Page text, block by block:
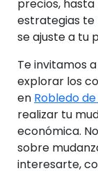
precios,
estrategias te
se ajuste a tu
Te invitamos
explorar los
en Robledo
realizar tu
económica.
sobre
interesarte,